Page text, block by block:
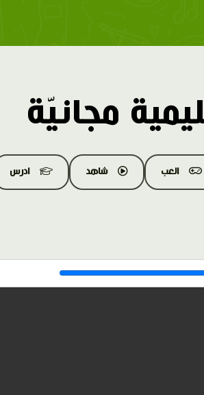
مجانيّة
العب شاهد ادرس